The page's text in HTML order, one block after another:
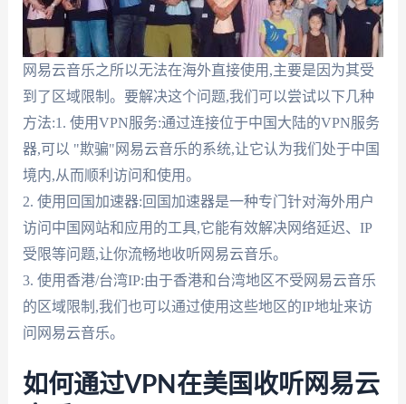
网易云音乐之所以无法在海外直接使用,主要是因为其受
到了区域限制。要解决这个问题,我们可以尝试以下几种
方法:1. 使用VPN服务:通过连接位于中国大陆的VPN服务
器,可以 "欺骗"网易云音乐的系统,让它认为我们处于中国
境内,从而顺利访问和使用。
2. 使用回国加速器:回国加速器是一种专门针对海外用户
访问中国网站和应用的工具,它能有效解决网络延迟、IP
受限等问题,让你流畅地收听网易云音乐。
3. 使用香港/台湾IP:由于香港和台湾地区不受网易云音乐
的区域限制,我们也可以通过使用这些地区的IP地址来访
问网易云音乐。
如何通过VPN在美国收听网易云